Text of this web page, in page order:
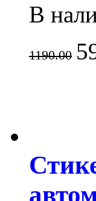
В
1190.00